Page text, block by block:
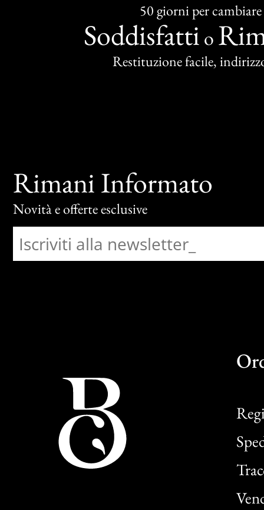
50 giorni per cambiare
Soddisfatti o
Restituzione facile,
Rimani Informato
Novità e offerte esclusive